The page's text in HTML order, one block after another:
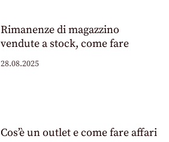
Rimanenze di magazzino
vendute a stock, come fare
28.08.2025
Cos’è un outlet e come fare affari